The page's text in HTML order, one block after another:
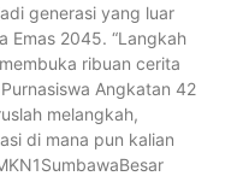
generasi yang luar
Emas 2045. “Langkah
ribuan cerita
Angkatan 42
melangkah,
di mana pun kalian